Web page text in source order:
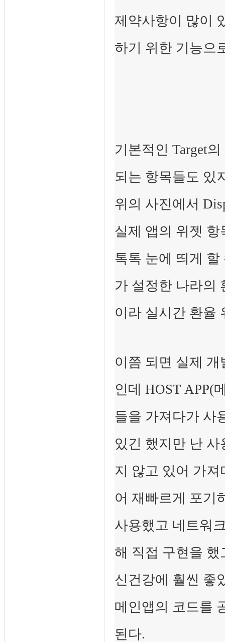
제약사항이 많이
하기 위한 기능으
기본적인 Target
되는 항목들도 있
위의 사진에서
실제 앱의 위젯
톡톡 눈에 띄게
가 설정한 나라의
이라 실시간 환율
이쯤 되면 실제
인데 HOST APP(
들을 가져다가 사
있긴 했지만 난
지 않고 있어 가
어 재빠르게 포기
사용했고 네트워
해 직접 구현을
신건강에 훨씬 좋
메인앱의 코드를
된다.